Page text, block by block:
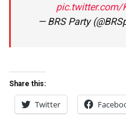
pic.twitter.com/
— BRS Party
Share this:
Twitter